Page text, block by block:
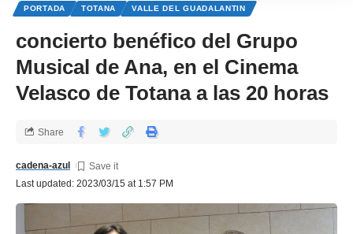
PORTADA TOTANA VALLE DEL GUADALANTIN
concierto benéfico del Grupo
Musical de Ana, en el Cinema
Velasco de Totana a las 20 horas
Last updated: 2023/03/15 at 1:57 PM
cadena-azul
Share